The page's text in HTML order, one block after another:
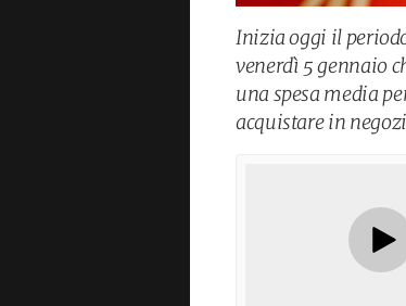
Inizia oggi il
venerdì 5 gennaio
una spesa media
acquistare in